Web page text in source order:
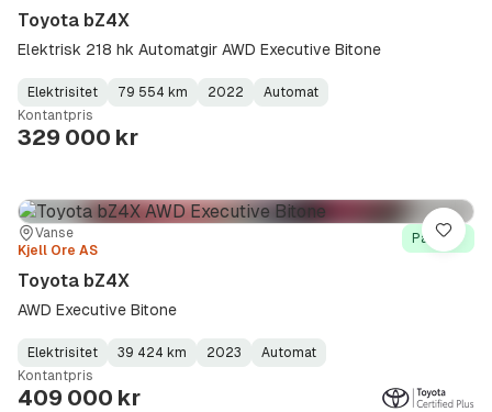
Toyota bZ4X
Elektrisk 218 hk Automatgir AWD Executive Bitone
Fuel
Type:
Elektrisitet
Kilometerstand:
79 554 km
Model
Year:
2022
Gearbox
Type:
Automat
Kontantpris
329 000 kr
Sted:
Vanse
Forhandler:
Kjell Ore AS
På lager
Toyota bZ4X
AWD Executive Bitone
Fuel
Type:
Elektrisitet
Kilometerstand:
39 424 km
Model
Year:
2023
Gearbox
Type:
Automat
Kontantpris
409 000 kr
Lagre